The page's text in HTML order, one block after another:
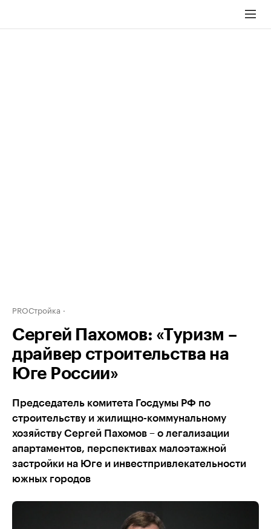
PROСтройка
Сергей Пахомов: «Туризм –
драйвер строительства на
Юге России»
Председатель комитета Госдумы РФ по
строительству и жилищно-коммунальному
хозяйству Сергей Пахомов – о легализации
апартаментов, перспективах малоэтажной
застройки на Юге и инвестпривлекательности
южных городов